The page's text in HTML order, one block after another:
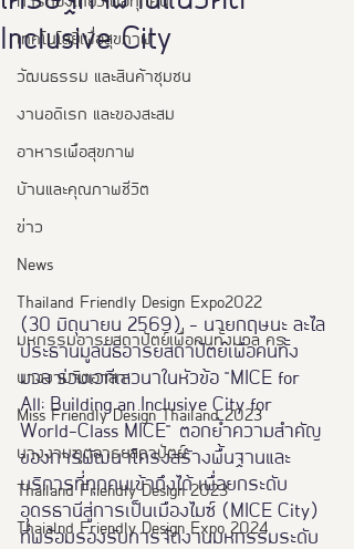
เทคโนโลยีเพื่อสุขภาพ
วัฒนธรรม และสินค้าชุมชน
งานอดิเรก และของสะสม
อาหารเพือสุขภาพ
บ้านและคุณภาพชีวิต
ข่าว
News
Thailand Friendly Design Expo2022
มหกรรมอารยสถาปัตย์เพื่อคนทั้งมวล คร
นางงามจิตอาสา
Miss Friendly Design Thailand 2023
นางงามฑูตอารยสถาปัตย์
Thailand Friendly Design 2023
Thaialnd Friendly Design Expo 2024
Inclusive City
(30 มิถุนายน 2569) – นายกฤษนะ ละไล
ประธานมูลนิธิอารยสถาปัตย์เพื่อคนทั้ง
มวล ร่วมเวทีเสวนาในหัวข้อ "MICE for
All: Building an Inclusive City for
World-Class MICE" ตอกย้ำความสำคัญ
ของการพัฒนาโครงสร้างพื้นฐานและ
บริการที่ทุกคนเข้าถึงได้ เพื่อยกระดับ
อุดรธานีสู่การเป็นเมืองไมซ์ (MICE City)
ที่พร้อมรองรับการจัดงานมหกรรมระดับ